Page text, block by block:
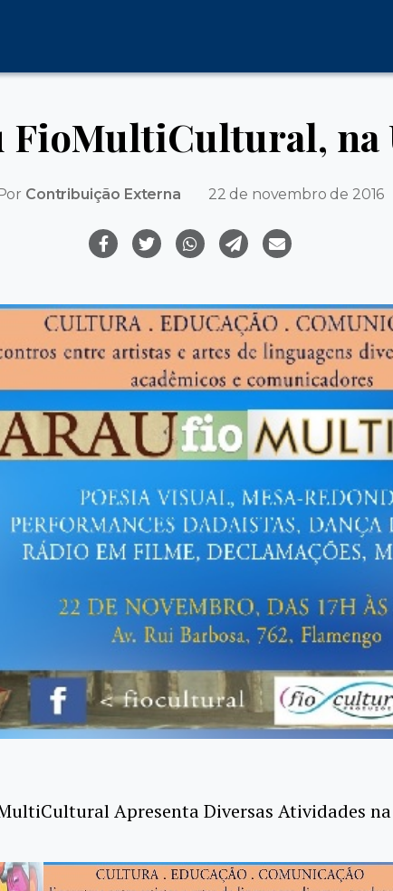
FioMultiCultural, na
Contribuição Externa 22 de novembro de 2016
Apresenta Diversas Atividades na